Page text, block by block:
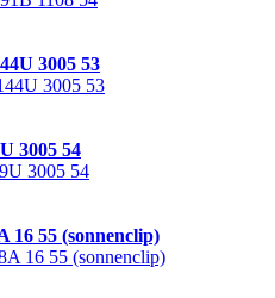
3005 53
3005 54
16 55 (sonnenclip)